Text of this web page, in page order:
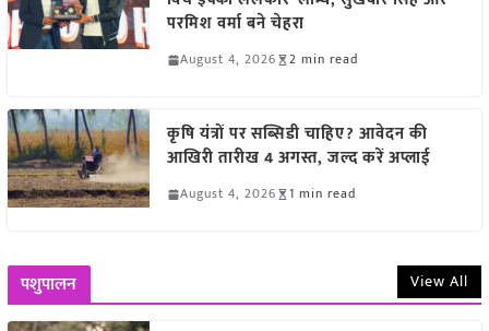
परमिश वर्मा बने चेहरा
August 4, 2026 2 min read
कृषि यंत्रों पर सब्सिडी चाहिए? आवेदन की
आखिरी तारीख 4 अगस्त, जल्द करें अप्लाई
August 4, 2026 1 min read
पशुपालन View All